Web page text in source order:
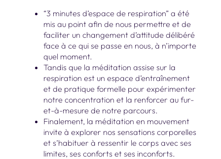
“3 minutes d’espace de respiration” a été
mis au point afin de nous permettre et de
faciliter un changement d’attitude délibéré
face à ce qui se passe en nous, à n’importe
quel moment.
Tandis que la méditation assise sur la
respiration est un espace d’entraînement
et de pratique formelle pour expérimenter
notre concentration et la renforcer au fur-
et-à-mesure de notre parcours.
Finalement, la méditation en mouvement
invite à explorer nos sensations corporelles
et s’habituer à ressentir le corps avec ses
limites, ses conforts et ses inconforts.